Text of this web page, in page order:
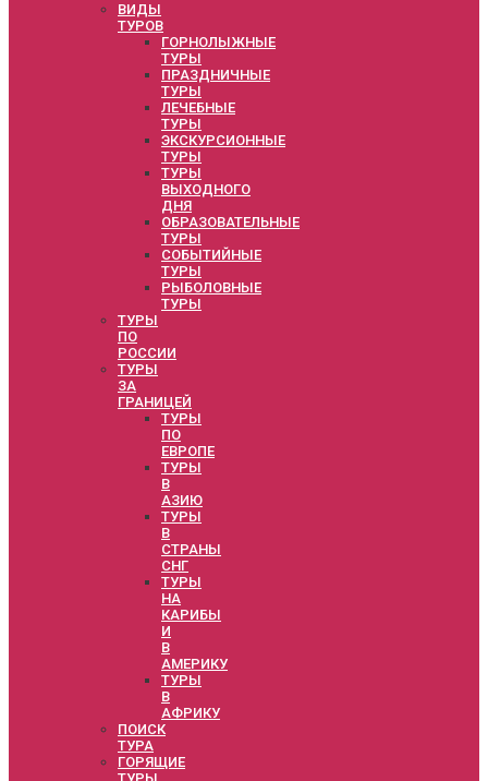
ВИДЫ
ТУРОВ
ГОРНОЛЫЖНЫЕ
ТУРЫ
ПРАЗДНИЧНЫЕ
ТУРЫ
ЛЕЧЕБНЫЕ
ТУРЫ
ЭКСКУРСИОННЫЕ
ТУРЫ
ТУРЫ
ВЫХОДНОГО
ДНЯ
ОБРАЗОВАТЕЛЬНЫЕ
ТУРЫ
СОБЫТИЙНЫЕ
ТУРЫ
РЫБОЛОВНЫЕ
ТУРЫ
ТУРЫ
ПО
РОССИИ
ТУРЫ
ЗА
ГРАНИЦЕЙ
ТУРЫ
ПО
ЕВРОПЕ
ТУРЫ
В
АЗИЮ
ТУРЫ
В
СТРАНЫ
СНГ
ТУРЫ
НА
КАРИБЫ
И
В
АМЕРИКУ
ТУРЫ
В
АФРИКУ
ПОИСК
ТУРА
ГОРЯЩИЕ